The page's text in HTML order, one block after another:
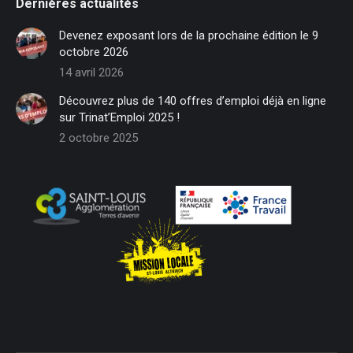
opens
in
new
window
opens
new
window
opens
in
new
window
opens
in
new
window
opens
in
new
window
in
Dernières actualités
Devenez exposant lors de la prochaine édition le 9
octobre 2026
14 avril 2026
Découvrez plus de 140 offres d’emploi déjà en ligne
sur Trinat’Emploi 2025 !
2 octobre 2025